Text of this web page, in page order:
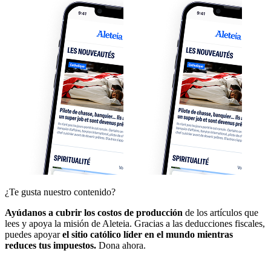
¿Te gusta nuestro contenido?
Ayúdanos a cubrir los costos de producción de los artículos que
lees y apoya la misión de Aleteia. Gracias a las deducciones fiscales,
puedes apoyarel sitio católico líder en el mundo mientras
reduces tus impuestos. Dona ahora.